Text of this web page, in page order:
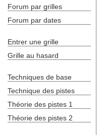
Forum par grilles
Forum par dates
Entrer une grille
Grille au hasard
Techniques de base
Technique des pistes
Théorie des pistes 1
Théorie des pistes 2